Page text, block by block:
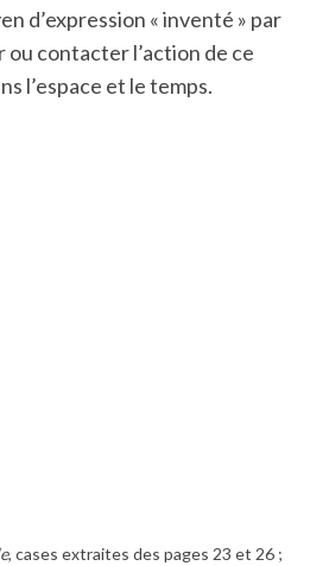
d’expression « inventé » par
contacter l’action de ce
l’espace et le temps.
, cases extraites des pages 23 et 26 ;